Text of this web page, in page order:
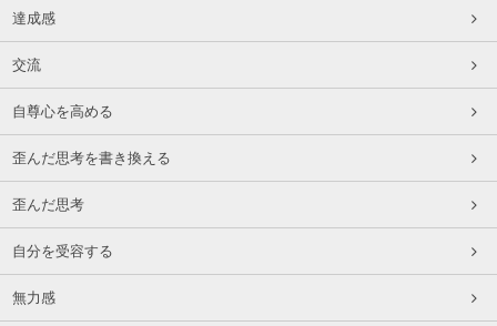
達成感
交流
自尊心を高める
歪んだ思考を書き換える
歪んだ思考
自分を受容する
無力感